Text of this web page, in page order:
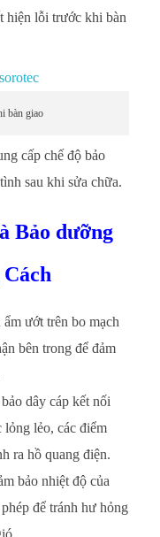
hiện lỗi trước khi bàn
bàn giao
cấp chế độ bảo
sau khi sửa chữa.
Bảo dưỡng
ướt trên bo mạch
bên trong để đảm
dây cáp kết nối
lỏng lẻo, các điểm
ra hồ quang điện.
bảo nhiệt độ của
để tránh hư hỏng